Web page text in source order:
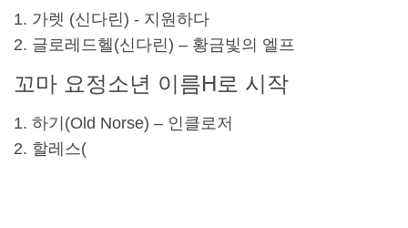
가렛 (신다린) - 지원하다
글로레드헬(신다린) – 황금빛의 엘프
꼬마 요정소년 이름H로 시작
하기(Old Norse) – 인클로저
할레스(